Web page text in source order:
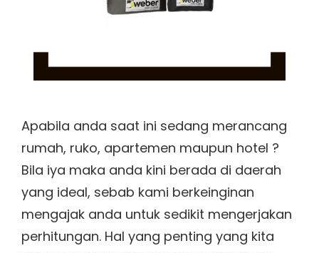
Apabila anda saat ini sedang merancang
rumah, ruko, apartemen maupun hotel ?
Bila iya maka anda kini berada di daerah
yang ideal, sebab kami berkeinginan
mengajak anda untuk sedikit mengerjakan
perhitungan. Hal yang penting yang kita